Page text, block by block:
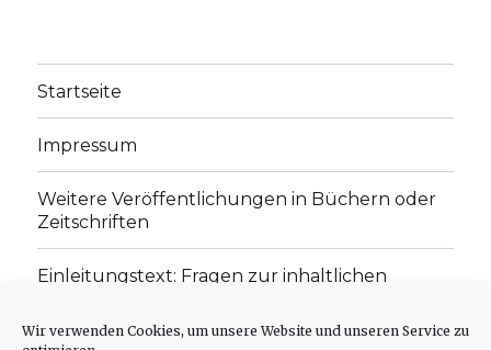
Wir verwenden Cookies, um unsere Website und unseren Service zu
Startseite
Impressum
Weitere Veröffentlichungen in Büchern oder
Zeitschriften
Einleitungstext: Fragen zur inhaltlichen
„schwachen Glaubens“